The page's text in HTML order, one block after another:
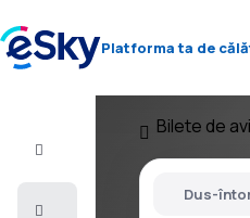
Platforma ta de
Bilete de
Dus-